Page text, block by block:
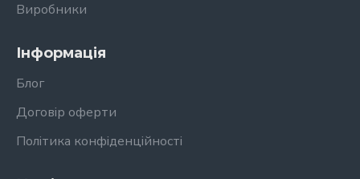
Виробники
Інформація
Блог
Договір оферти
Політика конфіденційності